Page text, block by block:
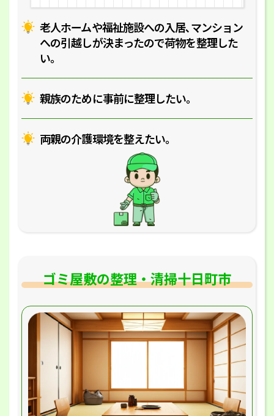
老人ホームや福祉施設への入居､マンション
への引越しが決まったので荷物を整理した
い｡
親族のために事前に整理したい｡
両親の介護環境を整えたい｡
ゴミ屋敷の整理・清掃十日町市